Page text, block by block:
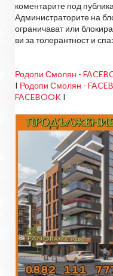
коментарите под
Администраторите на
ограничават или
ви за толерантност и
Родопи Смолян -
I Родопи Смолян -
FACEBOOK I